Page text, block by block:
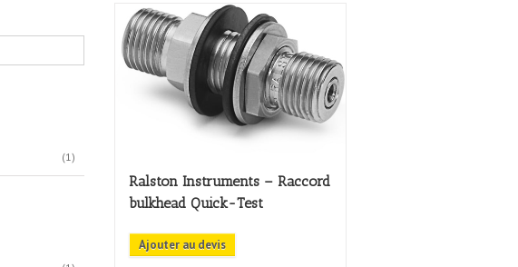
Ralston Instruments – Raccord
bulkhead Quick-Test
Ajouter au devis
(1)